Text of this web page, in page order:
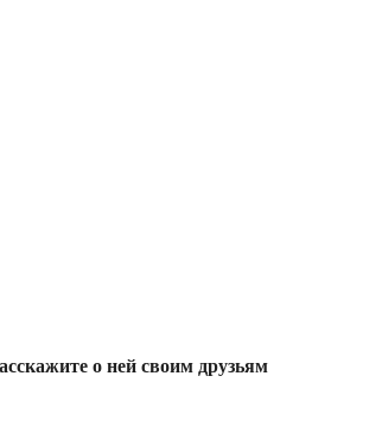
о ней своим друзьям